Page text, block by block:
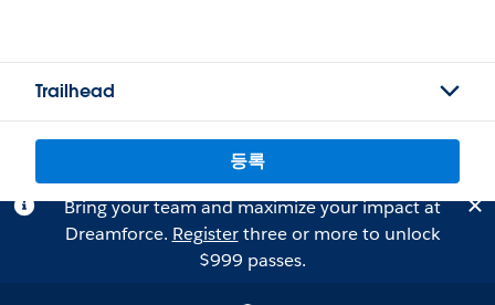
Trailhead
등록
Bring your team and maximize your impact at
Dreamforce. Registerthree or more to unlock
$999 passes.